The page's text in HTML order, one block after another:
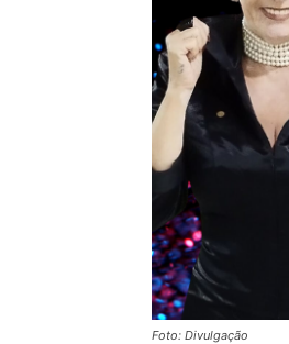
Foto: Divulgação